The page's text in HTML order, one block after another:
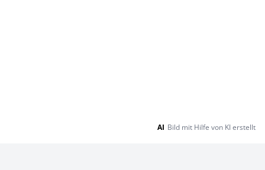
AI Bild mit Hilfe von KI erstellt